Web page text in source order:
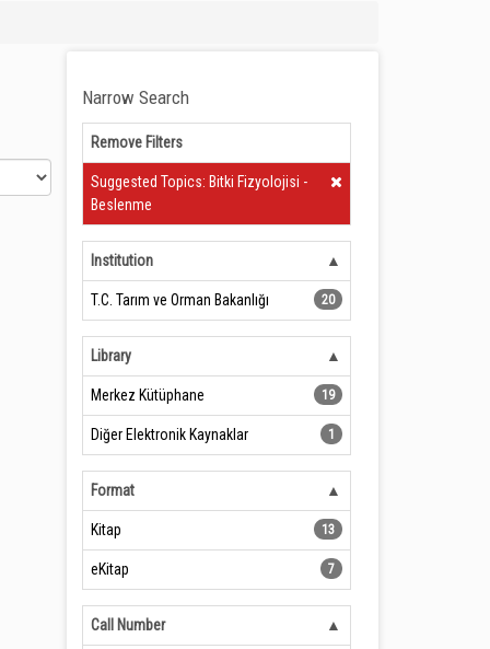
Narrow Search
Remove Filters
Clear Filter
Suggested Topics: Bitki Fizyolojisi -
Beslenme
Institution
T.C. Tarım ve Orman Bakanlığı 20
Library
Merkez Kütüphane 19
Diğer Elektronik Kaynaklar 1
Format
Kitap 13
eKitap 7
Call Number